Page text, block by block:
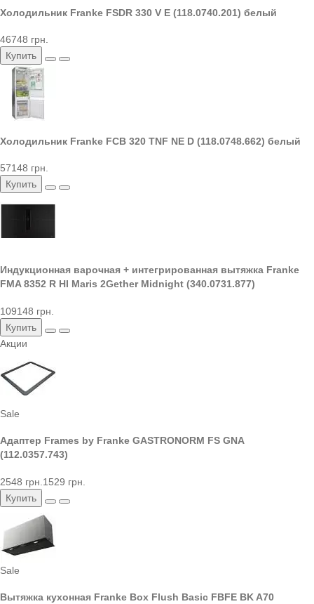
Холодильник Franke FSDR 330 V E (118.0740.201) белый
46748 грн.
Купить
Холодильник Franke FCB 320 TNF NE D (118.0748.662) белый
57148 грн.
Купить
Индукционная варочная + интегрированная вытяжка Franke
FMA 8352 R HI Maris 2Gether Midnight (340.0731.877)
109148 грн.
Купить
Акции
Sale
Адаптер Frames by Franke GASTRONORM FS GNA
(112.0357.743)
2548 грн. 1529 грн.
Купить
Sale
Вытяжка кухонная Franke Box Flush Basic FBFE BK A70